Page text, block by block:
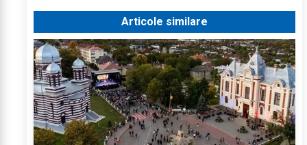
Articole similare